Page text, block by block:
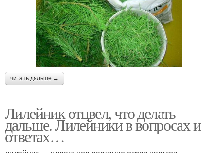
читать дальше →
Лилейник отцвел, что делать
дальше. Лилейники в вопросах и
ответах…